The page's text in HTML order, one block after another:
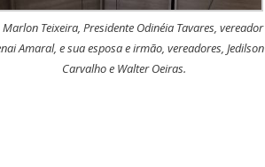
Teixeira, Presidente Odinéia Tavares, vereador
Amaral, e sua esposa e irmão, vereadores, Jedilson
Carvalho e Walter Oeiras.